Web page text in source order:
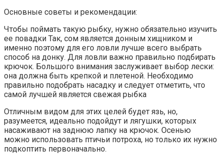
Основные советы и рекомендации:
Чтобы поймать такую рыбку, нужно обязательно изучить
ее повадки Так, сом является донным хищником и
именно поэтому для его ловли лучше всего выбрать
способ на донку. Для ловли важно правильно подбирать
крючок. Большого внимания заслуживает выбор лески:
она должна быть крепкой и плетеной. Необходимо
правильно подобрать насадку и следует отметить, что
самой лучшей является свежая рыбка
Отличным видом для этих целей будет язь, но,
разумеется, идеально подойдут и лягушки, которых
насаживают на заднюю лапку на крючок. Осенью
можно использовать птичьи потроха, но только их нужно
подкоптить первоначально.